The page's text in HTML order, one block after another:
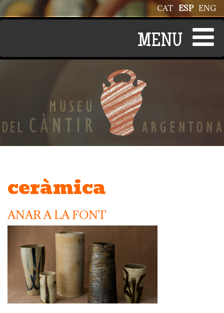
Pasar al contenido principal ENG
ESP
CAT
ceràmica
ANAR A LA FONT